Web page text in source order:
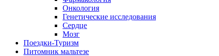
Онкология
Генетические исследования
Сердце
Мозг
Поездки-Туризм
Питомник мальтезе